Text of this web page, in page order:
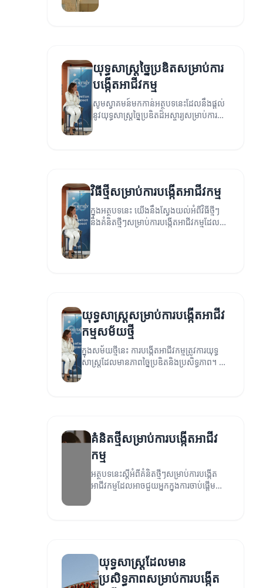
យុទ្ធសាស្ត្រច្នៃប្រឌិតសម្រាប់ការ
បង្កើតអាជីវកម្ម
សូមស្វាគមន៍មកកាន់អត្ថបទនេះដែលនឹងផ្តល់
នូវយុទ្ធសាស្ត្រច្នៃប្រឌិតដ៏អស្ចារ្យសម្រាប់ការ
វិធីថ្មីសម្រាប់ការបង្កើតអាជីវកម្ម
ក្នុងអត្ថបទនេះ យើងនឹងស្វែងយល់អំពីវិធីថ្មីៗ
និងគំនិតថ្មីៗសម្រាប់ការបង្កើតអាជីវកម្មដែល
យុទ្ធសាស្ត្រសម្រាប់ការបង្កើតអាជីវ
កម្មសម័យថ្មី
ក្នុងសម័យថ្មីនេះ ការបង្កើតអាជីវកម្មត្រូវការយុទ្ធ
សាស្ត្រដែលមានភាពច្នៃប្រឌិតនិងប្រសិទ្ធភាព។ នៅ
ក្នុងអត្ថបទនេះយើងនឹងស្វែងយល់ពីយុទ្ធសាស្ត្រដ៏
គំនិតថ្មីសម្រាប់ការបង្កើតអាជីវ
កម្ម
អត្ថបទនេះស្តីអំពីគំនិតថ្មីៗសម្រាប់ការបង្កើត
អាជីវកម្មដែលអាចជួយអ្នកក្នុងការចាប់ផ្តើម
អាជីវកម្មថ្មីដោយមានភាពជោគជ័យ។
យុទ្ធសាស្ត្រដែលមាន
ប្រសិទ្ធភាពសម្រាប់ការបង្កើត